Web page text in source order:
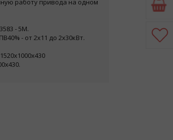
работу привода на одном
- 5М.
- от 2х11 до 2х30кВт.